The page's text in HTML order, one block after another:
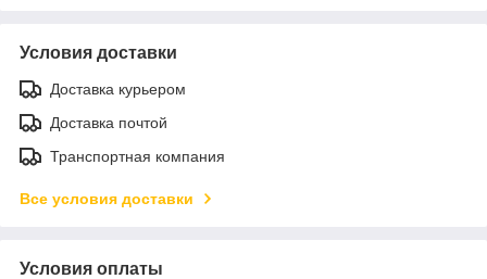
Условия доставки
Доставка курьером
Доставка почтой
Транспортная компания
Все условия доставки
Условия оплаты